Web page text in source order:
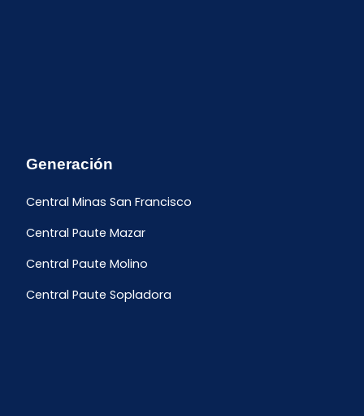
Generación
Central Minas San Francisco
Central Paute Mazar
Central Paute Molino
Central Paute Sopladora